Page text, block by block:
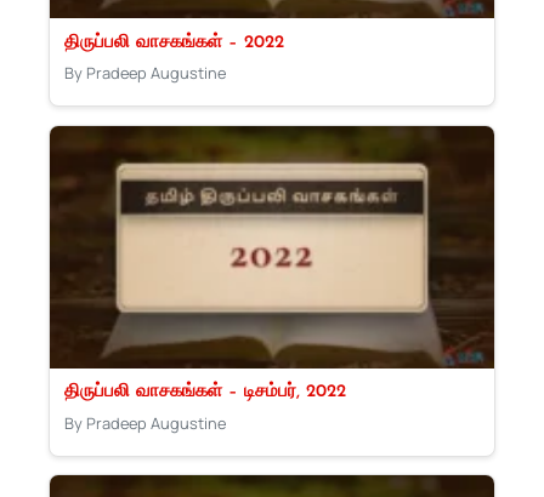
திருப்பலி வாசகங்கள் – 2022
By Pradeep Augustine
திருப்பலி வாசகங்கள் – டிசம்பர், 2022
By Pradeep Augustine